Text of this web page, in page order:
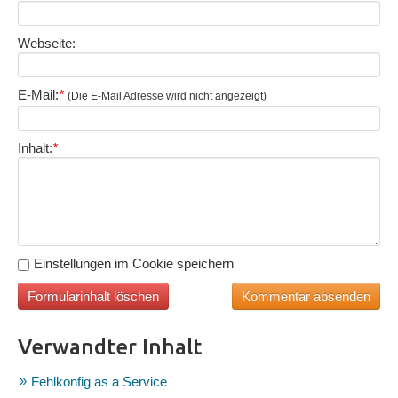
Webseite:
E-Mail:* (Die E-Mail Adresse wird nicht angezeigt)
Inhalt:*
Einstellungen im Cookie speichern
Verwandter Inhalt
Fehlkonfig as a Service